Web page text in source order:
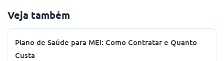
Veja também
Plano de Saúde para MEI: Como Contratar e Quanto
Custa